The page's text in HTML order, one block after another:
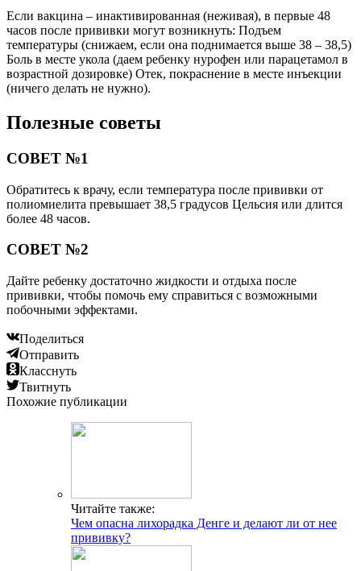
Если вакцина – инактивированная (неживая), в первые 48
часов после прививки могут возникнуть: Подъем
температуры (снижаем, если она поднимается выше 38 – 38,5)
Боль в месте укола (даем ребенку нурофен или парацетамол в
возрастной дозировке) Отек, покраснение в месте инъекции
(ничего делать не нужно).
Полезные советы
СОВЕТ №1
Обратитесь к врачу, если температура после прививки от
полиомиелита превышает 38,5 градусов Цельсия или длится
более 48 часов.
СОВЕТ №2
Дайте ребенку достаточно жидкости и отдыха после
прививки, чтобы помочь ему справиться с возможными
побочными эффектами.
Поделиться
Отправить
Класснуть
Твитнуть
Похожие публикации
Читайте также:
Чем опасна лихорадка Денге и делают ли от нее
прививку?